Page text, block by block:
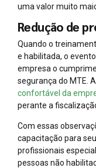
uma valor muito
Redução de
Quando o
e habilitada, o
empresa o
segurança do MTE.
confortável da
perante a
Com essas
capacitação para
profissionais
pessoas não